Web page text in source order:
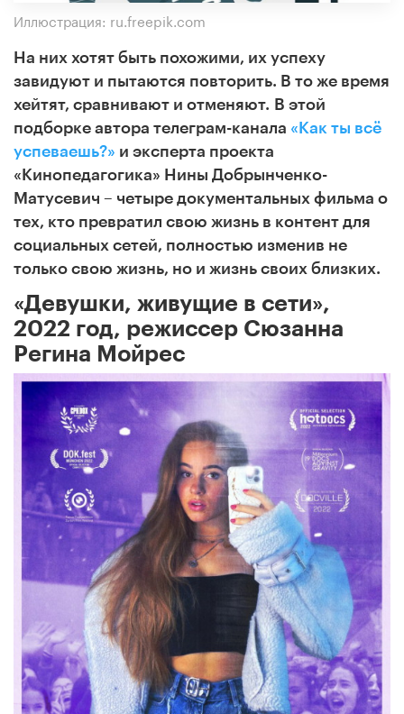
Иллюстрация: ru.freepik.com
На них хотят быть похожими, их успеху
завидуют и пытаются повторить. В то же время
хейтят, сравнивают и отменяют. В этой
подборке автора телеграм-канала «Как ты всё
успеваешь?» и эксперта проекта
«Кинопедагогика» Нины Добрынченко-
Матусевич – четыре документальных фильма о
тех, кто превратил свою жизнь в контент для
социальных сетей, полностью изменив не
только свою жизнь, но и жизнь своих близких.
«Девушки, живущие в сети»,
2022 год, режиссер Сюзанна
Регина Мойрес